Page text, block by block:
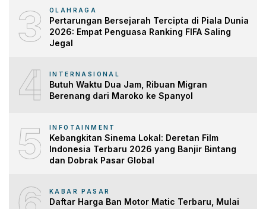
3 OLAHRAGA
Pertarungan Bersejarah Tercipta di Piala Dunia
2026: Empat Penguasa Ranking FIFA Saling
Jegal
4 INTERNASIONAL
Butuh Waktu Dua Jam, Ribuan Migran
Berenang dari Maroko ke Spanyol
5 INFOTAINMENT
Kebangkitan Sinema Lokal: Deretan Film
Indonesia Terbaru 2026 yang Banjir Bintang
dan Dobrak Pasar Global
KABAR PASAR
Daftar Harga Ban Motor Matic Terbaru, Mulai